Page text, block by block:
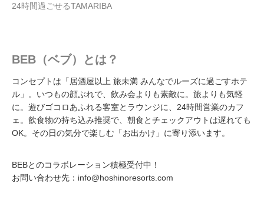
24時間過ごせるTAMARIBA
BEB（ベブ）とは？
コンセプトは「居酒屋以上 旅未満 みんなでルーズに過ごすホテ
ル」。いつもの顔ぶれで、飲み会よりも素敵に。旅よりも気軽
に。遊びゴコロあふれる客室とラウンジに、24時間営業のカフ
ェ。飲食物の持ち込み推奨で、朝食とチェックアウトは遅れても
OK。その日の気分で楽しむ「お出かけ」に寄り添います。
BEBとのコラボレーション積極受付中！
お問い合わせ先：info@hoshinoresorts.com